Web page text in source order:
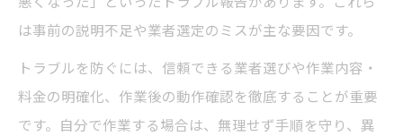
は事前の説明不足や業者選定のミスが主な要因です。
トラブルを防ぐには、信頼できる業者選びや作業内容・
料金の明確化、作業後の動作確認を徹底することが重要
です。自分で作業する場合は、無理せず手順を守り、異